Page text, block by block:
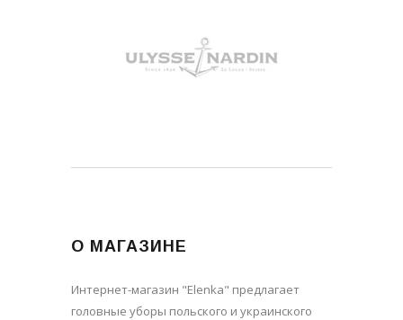
О МАГАЗИНЕ
Интернет-магазин "Elenka" предлагает
головные уборы польского и украинского